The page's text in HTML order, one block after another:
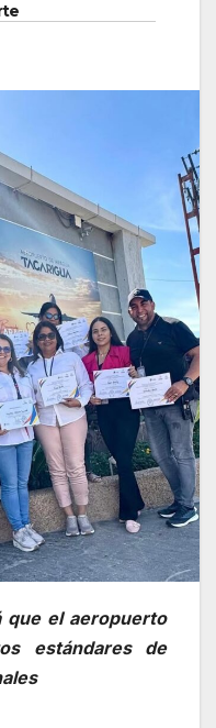
que el aeropuerto
estándares de